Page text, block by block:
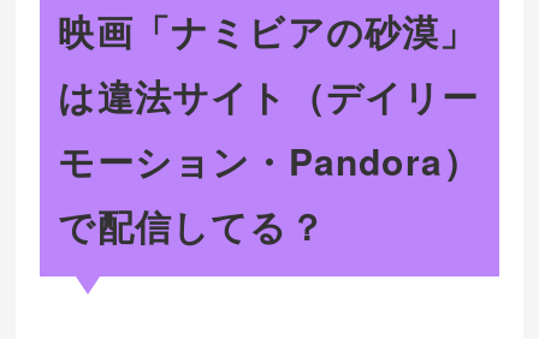
映画「ナミビアの砂漠」
は違法サイト（デイリー
モーション・Pandora）
で配信してる？